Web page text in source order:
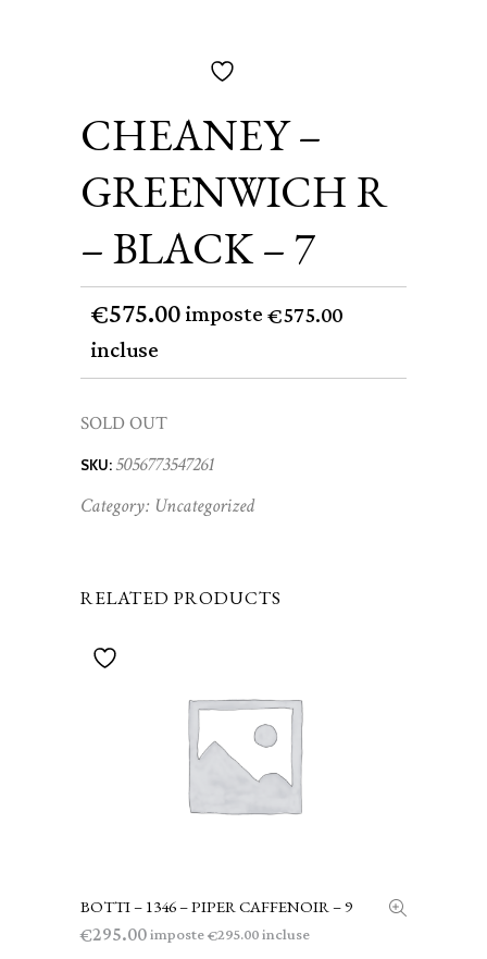
CHEANEY –
GREENWICH R
– BLACK – 7
€575.00imposte€575.00
incluse
SOLD OUT
SKU: 5056773547261
Category: Uncategorized
RELATED PRODUCTS
AGGIUNGI AL CARRELLO
BOTTI – 1346 – PIPER CAFFENOIR – 9
€295.00imposte€295.00incluse